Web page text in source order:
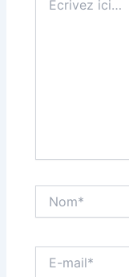
ici…
mail*